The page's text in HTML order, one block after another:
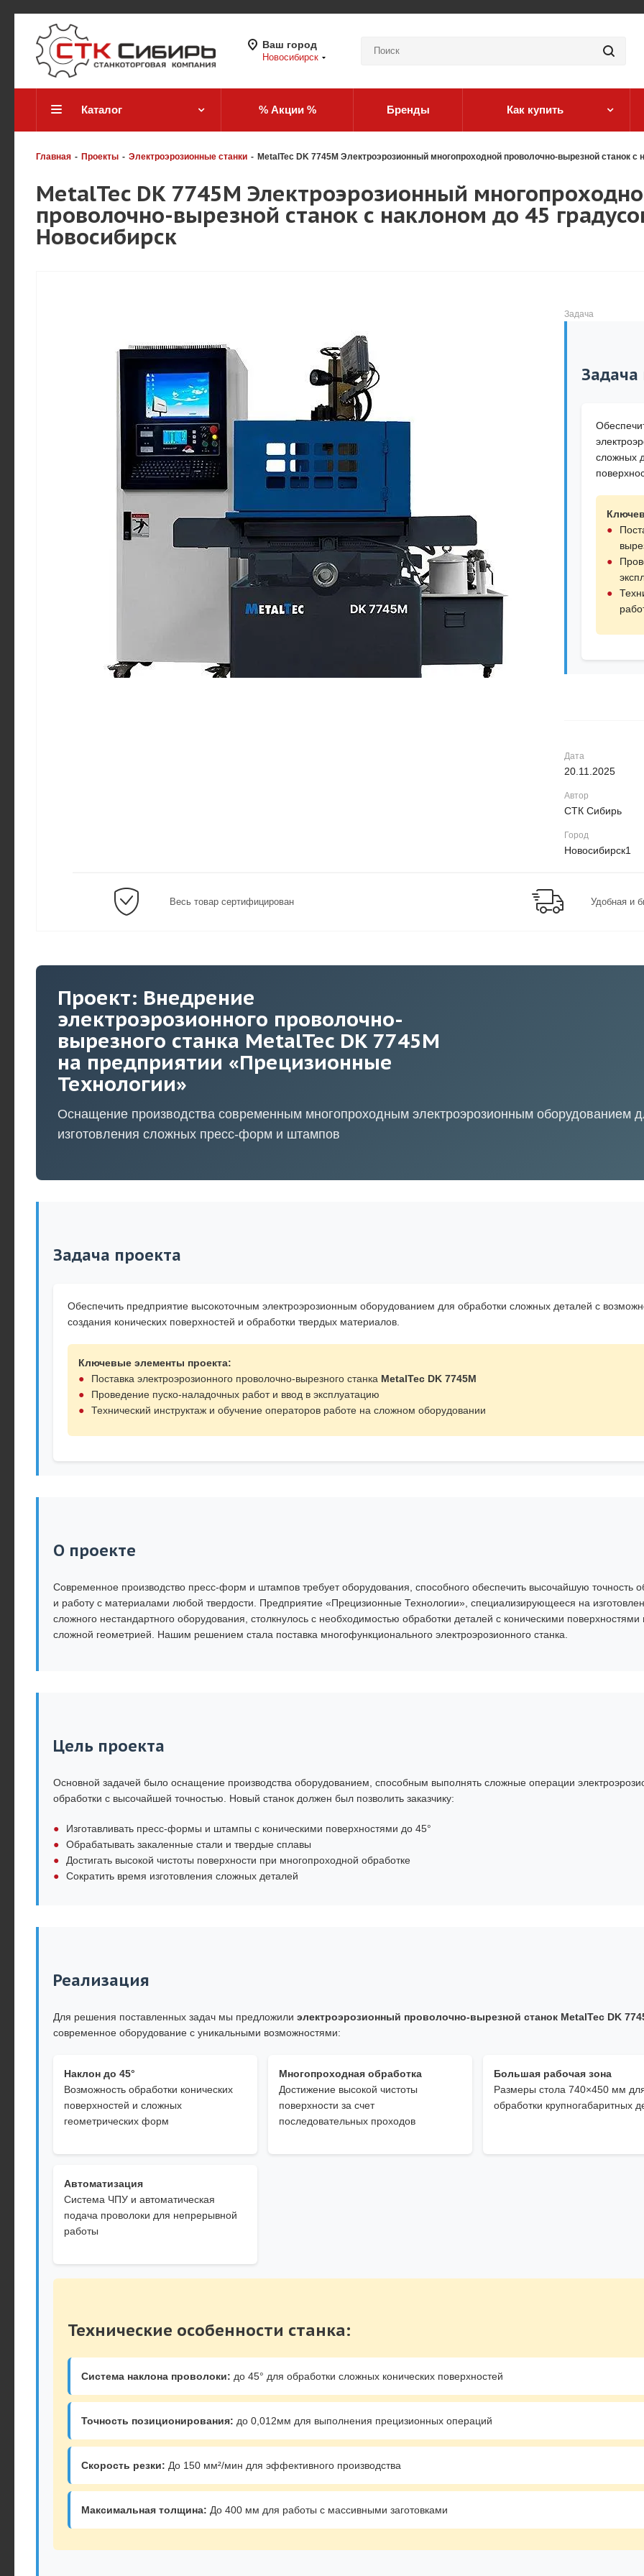
Ваш город
Новосибирск
Каталог % Акции % Бренды Как купить
Главная - Проекты - Электроэрозионные станки - MetalTec DK 7745M Электроэрозионный многопроходной проволочно-вырезной станок с
MetalTec DK 7745M Электроэрозионный
проволочно-вырезной станок с наклоном до 45
Новосибирск
Задача
Задача
сложных
Дата
20.11.2025
Автор
СТК Сибирь
Город
Новосибирск1
Весь товар сертифицирован Удобная и
Проект: Внедрение
электроэрозионного проволочно-
вырезного станка MetalTec DK 7745M
на предприятии «Прецизионные
Технологии»
Оснащение производства современным многопроходным электроэрозионным оборудованием
изготовления сложных пресс-форм и штампов
Задача проекта
Обеспечить предприятие высокоточным электроэрозионным оборудованием для обработки сложных деталей с
создания конических поверхностей и обработки твердых материалов.
Ключевые элементы проекта:
Поставка электроэрозионного проволочно-вырезного станка MetalTec DK 7745M
Проведение пуско-наладочных работ и ввод в эксплуатацию
Технический инструктаж и обучение операторов работе на сложном оборудовании
О проекте
Современное производство пресс-форм и штампов требует оборудования, способного обеспечить высочайшую точность
и работу с материалами любой твердости. Предприятие «Прецизионные Технологии», специализирующееся на
сложного нестандартного оборудования, столкнулось с необходимостью обработки деталей с коническими поверхностями
сложной геометрией. Нашим решением стала поставка многофункционального электроэрозионного станка.
Цель проекта
Основной задачей было оснащение производства оборудованием, способным выполнять сложные операции
обработки с высочайшей точностью. Новый станок должен был позволить заказчику:
Изготавливать пресс-формы и штампы с коническими поверхностями до 45°
Обрабатывать закаленные стали и твердые сплавы
Достигать высокой чистоты поверхности при многопроходной обработке
Сократить время изготовления сложных деталей
Реализация
Для решения поставленных задач мы предложили электроэрозионный проволочно-вырезной станок MetalTec DK
современное оборудование с уникальными возможностями:
Наклон до 45°
Возможность обработки конических
поверхностей и сложных
геометрических форм
Многопроходная обработка
Достижение высокой чистоты
поверхности за счет
последовательных проходов
Большая рабочая зона
Размеры стола 740×450 мм
обработки крупногабаритных
Автоматизация
Система ЧПУ и автоматическая
подача проволоки для непрерывной
работы
Технические особенности станка:
Система наклона проволоки: до 45° для обработки сложных конических поверхностей
Точность позиционирования: до 0,012мм для выполнения прецизионных операций
Скорость резки: До 150 мм²/мин для эффективного производства
Максимальная толщина: До 400 мм для работы с массивными заготовками